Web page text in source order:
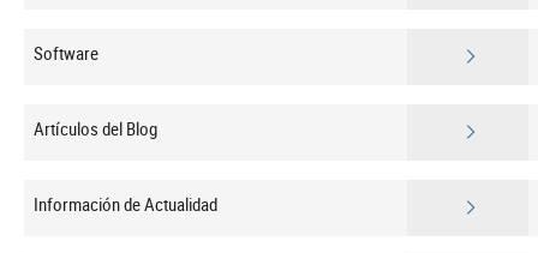
Software
Artículos del Blog
Información de Actualidad